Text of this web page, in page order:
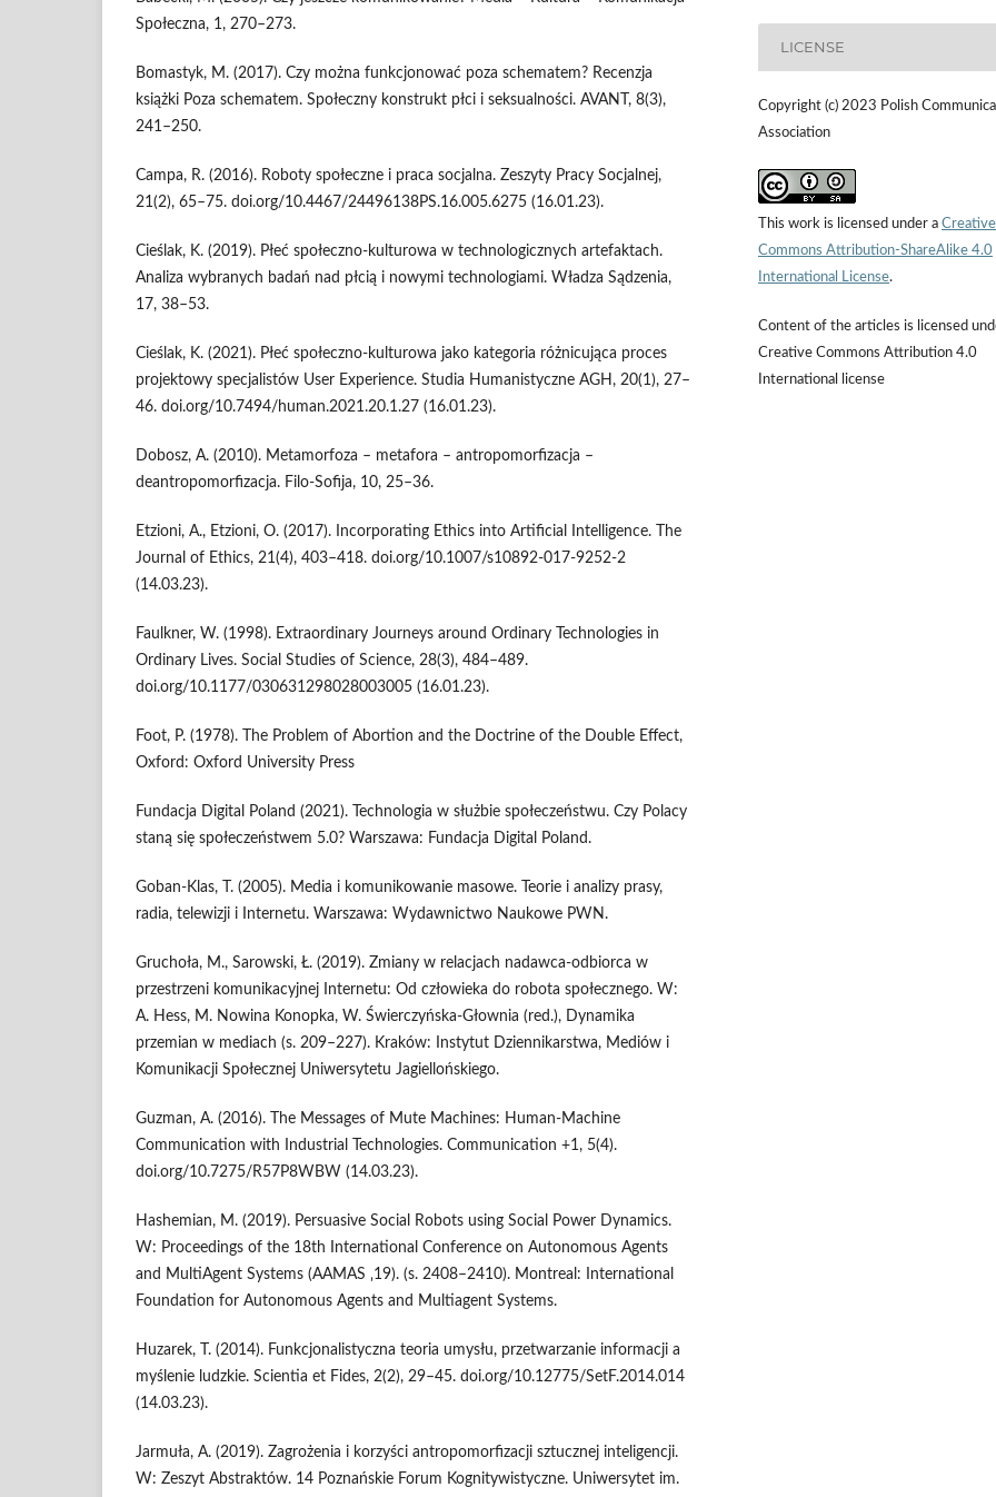
Społeczna, 1, 270–273.
Bomastyk, M. (2017). Czy można funkcjonować poza schematem? Recenzja
książki Poza schematem. Społeczny konstrukt płci i seksualności. AVANT, 8(3),
241–250.
Campa, R. (2016). Roboty społeczne i praca socjalna. Zeszyty Pracy Socjalnej,
21(2), 65–75. doi.org/10.4467/24496138PS.16.005.6275 (16.01.23).
Cieślak, K. (2019). Płeć społeczno-kulturowa w technologicznych artefaktach.
Analiza wybranych badań nad płcią i nowymi technologiami. Władza Sądzenia,
17, 38–53.
Cieślak, K. (2021). Płeć społeczno-kulturowa jako kategoria różnicująca proces
projektowy specjalistów User Experience. Studia Humanistyczne AGH, 20(1), 27–
46. doi.org/10.7494/human.2021.20.1.27 (16.01.23).
Dobosz, A. (2010). Metamorfoza – metafora – antropomorfizacja –
deantropomorfizacja. Filo-Sofija, 10, 25–36.
Etzioni, A., Etzioni, O. (2017). Incorporating Ethics into Artificial Intelligence. The
Journal of Ethics, 21(4), 403–418. doi.org/10.1007/s10892-017-9252-2
(14.03.23).
Faulkner, W. (1998). Extraordinary Journeys around Ordinary Technologies in
Ordinary Lives. Social Studies of Science, 28(3), 484–489.
doi.org/10.1177/030631298028003005 (16.01.23).
Foot, P. (1978). The Problem of Abortion and the Doctrine of the Double Effect,
Oxford: Oxford University Press
Fundacja Digital Poland (2021). Technologia w służbie społeczeństwu. Czy Polacy
staną się społeczeństwem 5.0? Warszawa: Fundacja Digital Poland.
Goban-Klas, T. (2005). Media i komunikowanie masowe. Teorie i analizy prasy,
radia, telewizji i Internetu. Warszawa: Wydawnictwo Naukowe PWN.
Gruchoła, M., Sarowski, Ł. (2019). Zmiany w relacjach nadawca-odbiorca w
przestrzeni komunikacyjnej Internetu: Od człowieka do robota społecznego. W:
A. Hess, M. Nowina Konopka, W. Świerczyńska-Głownia (red.), Dynamika
przemian w mediach (s. 209–227). Kraków: Instytut Dziennikarstwa, Mediów i
Komunikacji Społecznej Uniwersytetu Jagiellońskiego.
Guzman, A. (2016). The Messages of Mute Machines: Human-Machine
Communication with Industrial Technologies. Communication +1, 5(4).
doi.org/10.7275/R57P8WBW (14.03.23).
Hashemian, M. (2019). Persuasive Social Robots using Social Power Dynamics.
W: Proceedings of the 18th International Conference on Autonomous Agents
and MultiAgent Systems (AAMAS ‚19). (s. 2408–2410). Montreal: International
Foundation for Autonomous Agents and Multiagent Systems.
Huzarek, T. (2014). Funkcjonalistyczna teoria umysłu, przetwarzanie informacji a
myślenie ludzkie. Scientia et Fides, 2(2), 29–45. doi.org/10.12775/SetF.2014.014
(14.03.23).
Jarmuła, A. (2019). Zagrożenia i korzyści antropomorfizacji sztucznej inteligencji.
W: Zeszyt Abstraktów. 14 Poznańskie Forum Kognitywistyczne. Uniwersytet im.
LICENSE
Copyright (c) 2023 Polish
Association
This work is licensed under a Creative
Commons Attribution-ShareAlike 4.0
International License.
Content of the articles is licensed
Creative Commons Attribution 4.0
International license